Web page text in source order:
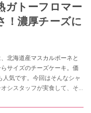
ガトーフロマー
！濃厚チーズに
北海道産マスカルポーネと
サイズのチーズケーキ。価
気です。今回はそんなシャ
シスタッフが実食して、そ
ださい。